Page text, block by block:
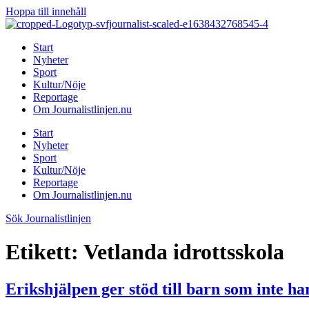
Hoppa till innehåll
Start
Nyheter
Sport
Kultur/Nöje
Reportage
Om Journalistlinjen.nu
Start
Nyheter
Sport
Kultur/Nöje
Reportage
Om Journalistlinjen.nu
Sök Journalistlinjen
Etikett: Vetlanda idrottsskola
Erikshjälpen ger stöd till barn som inte